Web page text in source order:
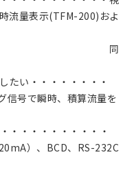
流量表示(TFM-200)およ
たい・・・・・・・・
号で瞬時、積算流量を
・・・・・・・・・・
）、BCD、RS-232C